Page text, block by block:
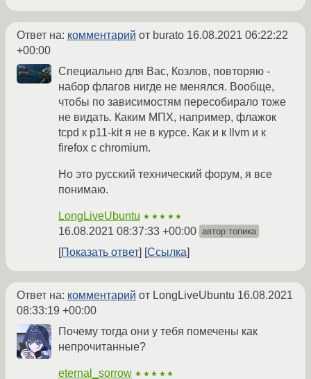
Ответ на: комментарий от burato 16.08.2021 06:22:22
+00:00
Специально для Вас, Козлов, повторяю -
набор флагов нигде не менялся. Вообще,
чтобы по зависимостям пересобирало тоже
не видать. Каким МПХ, например, флажок
tcpd к p11-kit я не в курсе. Как и к llvm и к
firefox с chromium.
Но это русский технический форум, я все
понимаю.
LongLiveUbuntu ★★★★★
16.08.2021 08:37:33 +00:00 автор топика
Показать ответ Ссылка
Ответ на: комментарий от LongLiveUbuntu 16.08.2021
08:33:19 +00:00
Почему тогда они у тебя помечены как
непрочитанные?
eternal_sorrow ★★★★★